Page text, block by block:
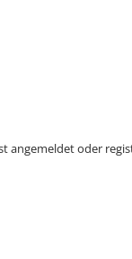
angemeldet oder